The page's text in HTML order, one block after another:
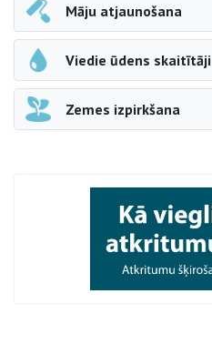
Māju atjaunošana
Viedie ūdens skaitītāji
Zemes izpirkšana